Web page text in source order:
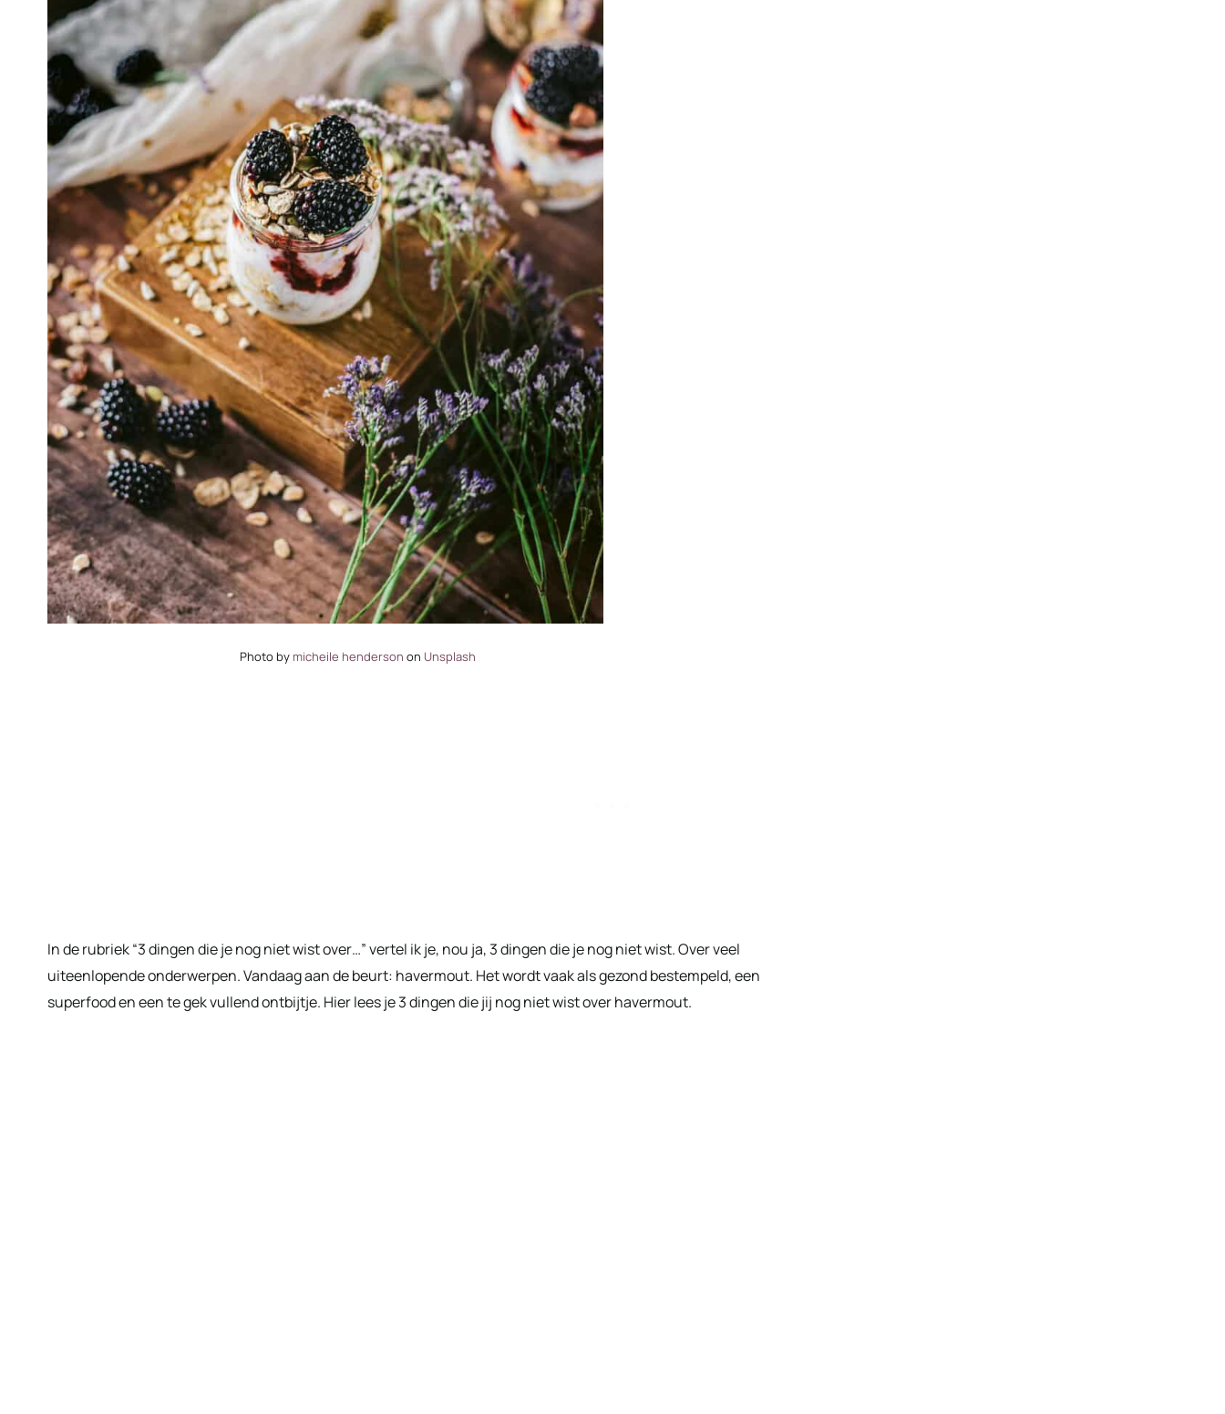
Photo by micheile henderson on Unsplash
In de rubriek “3 dingen die je nog niet wist over…” vertel ik je, nou ja, 3 dingen die je nog niet wist. Over veel
uiteenlopende onderwerpen. Vandaag aan de beurt: havermout. Het wordt vaak als gezond bestempeld, een
superfood en een te gek vullend ontbijtje. Hier lees je 3 dingen die jij nog niet wist over havermout.